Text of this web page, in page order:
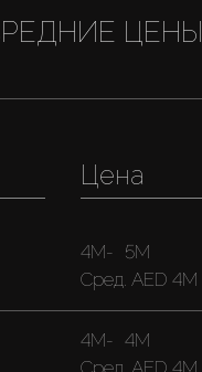
ЦЕНЫ
Цена
4M- 5M
Cред. AED 4M
4M- 4M